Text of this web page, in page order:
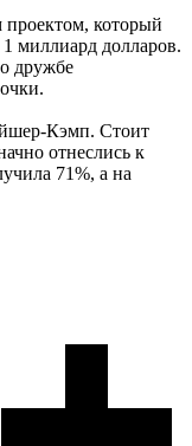
проектом, который
миллиард долларов.
дружбе
Кэмп. Стоит
отнеслись к
71%, а на